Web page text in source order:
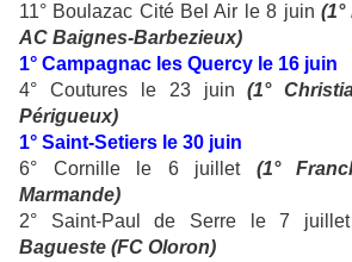
11° Boulazac Cité Bel Air le 8 juin
AC Baignes-Barbezieux)
1° Campagnac les Quercy le 16 juin
4° Coutures le 23 juin(1°
Périgueux)
1° Saint-Setiers le 30 juin
6° Cornille le 6 juillet (1°
Marmande)
2° Saint-Paul de Serre le 7
Bagueste (FC Oloron)